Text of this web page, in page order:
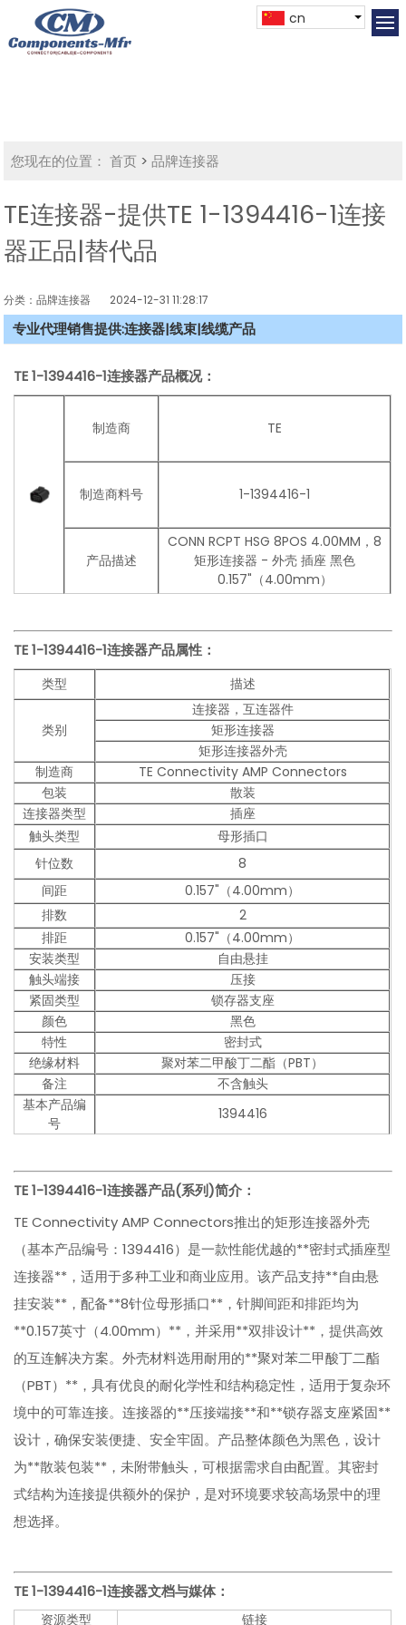
cn
您现在的位置： 首页 >品牌连接器
TE连接器-提供TE 1-1394416-1连接
器正品|替代品
分类：品牌连接器 2024-12-31 11:28:17
专业代理销售提供:连接器|线束|线缆产品
TE 1-1394416-1连接器产品概况：
制造商 TE
制造商料号 1-1394416-1
产品描述
CONN RCPT HSG 8POS 4.00MM，8
矩形连接器 - 外壳 插座 黑色
0.157"（4.00mm）
TE 1-1394416-1连接器产品属性：
类型 描述
类别
连接器，互连器件
矩形连接器
矩形连接器外壳
制造商
TE Connectivity AMP Connectors
包装
散装
连接器类型
插座
触头类型
母形插口
针位数
8
间距
0.157"（4.00mm）
排数
2
排距
0.157"（4.00mm）
安装类型
自由悬挂
触头端接
压接
紧固类型
锁存器支座
颜色
黑色
特性
密封式
绝缘材料
聚对苯二甲酸丁二酯（PBT）
备注
不含触头
基本产品编
号
1394416
TE 1-1394416-1连接器产品(系列)简介：
TE Connectivity AMP Connectors推出的矩形连接器外壳
（基本产品编号：1394416）是一款性能优越的**密封式插座型
连接器**，适用于多种工业和商业应用。该产品支持**自由悬
挂安装**，配备**8针位母形插口**，针脚间距和排距均为
**0.157英寸（4.00mm）**，并采用**双排设计**，提供高效
的互连解决方案。外壳材料选用耐用的**聚对苯二甲酸丁二酯
（PBT）**，具有优良的耐化学性和结构稳定性，适用于复杂环
境中的可靠连接。连接器的**压接端接**和**锁存器支座紧固**
设计，确保安装便捷、安全牢固。产品整体颜色为黑色，设计
为**散装包装**，未附带触头，可根据需求自由配置。其密封
式结构为连接提供额外的保护，是对环境要求较高场景中的理
想选择。
TE 1-1394416-1连接器文档与媒体：
资源类型 链接